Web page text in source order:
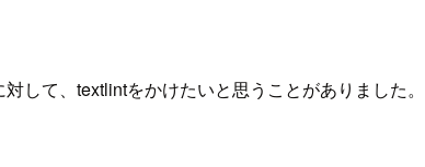
して、textlintをかけたいと思うことがありまし